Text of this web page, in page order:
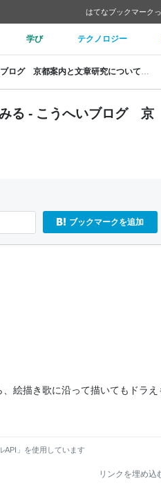
はてなブックマーク
学び テクノロジー
- こうへいブログ 京
ブックマークを追加
絵描き歌に沿って描いてもドラえ
API」を使用しています
リンクを埋め込